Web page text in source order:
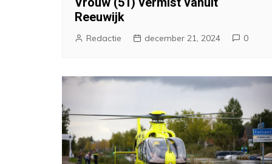
Reeuwijk
Redactie december 21, 2024 0